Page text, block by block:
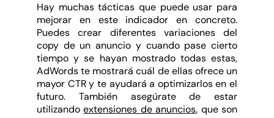
Hay muchas tácticas que puede usar para
mejorar en este indicador en concreto.
Puedes crear diferentes variaciones del
copy de un anuncio y cuando pase cierto
tiempo y se hayan mostrado todas estas,
AdWords te mostrará cuál de ellas ofrece un
mayor CTR y te ayudará a optimizarlos en el
futuro. También asegúrate de estar
utilizandoextensiones de anuncios, que son